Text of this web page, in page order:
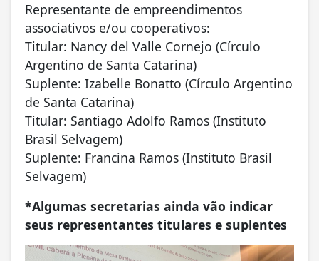
Representante de empreendimentos
associativos e/ou cooperativos:
Titular: Nancy del Valle Cornejo (Círculo
Argentino de Santa Catarina)
Suplente: Izabelle Bonatto (Círculo Argentino
de Santa Catarina)
Titular: Santiago Adolfo Ramos (Instituto
Brasil Selvagem)
Suplente: Francina Ramos (Instituto Brasil
Selvagem)
*Algumas secretarias ainda vão indicar
seus representantes titulares e suplentes